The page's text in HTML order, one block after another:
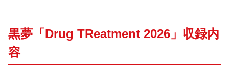
黒夢「Drug TReatment 2026」収録内
容